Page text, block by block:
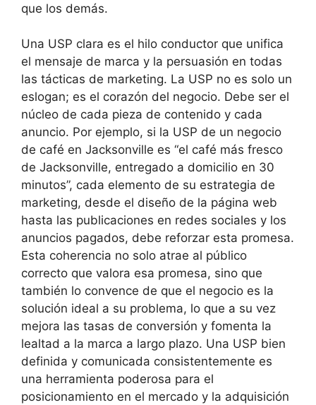
que los demás.
Una USP clara es el hilo conductor que unifica
el mensaje de marca y la persuasión en todas
las tácticas de marketing. La USP no es solo un
eslogan; es el corazón del negocio. Debe ser el
núcleo de cada pieza de contenido y cada
anuncio. Por ejemplo, si la USP de un negocio
de café en Jacksonville es “el café más fresco
de Jacksonville, entregado a domicilio en 30
minutos”, cada elemento de su estrategia de
marketing, desde el diseño de la página web
hasta las publicaciones en redes sociales y los
anuncios pagados, debe reforzar esta promesa.
Esta coherencia no solo atrae al público
correcto que valora esa promesa, sino que
también lo convence de que el negocio es la
solución ideal a su problema, lo que a su vez
mejora las tasas de conversión y fomenta la
lealtad a la marca a largo plazo. Una USP bien
definida y comunicada consistentemente es
una herramienta poderosa para el
posicionamiento en el mercado y la adquisición